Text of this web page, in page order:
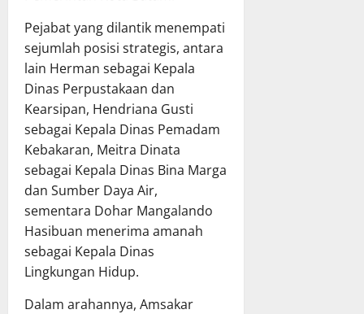
Pejabat yang dilantik menempati
sejumlah posisi strategis, antara
lain Herman sebagai Kepala
Dinas Perpustakaan dan
Kearsipan, Hendriana Gusti
sebagai Kepala Dinas Pemadam
Kebakaran, Meitra Dinata
sebagai Kepala Dinas Bina Marga
dan Sumber Daya Air,
sementara Dohar Mangalando
Hasibuan menerima amanah
sebagai Kepala Dinas
Lingkungan Hidup.
Dalam arahannya, Amsakar